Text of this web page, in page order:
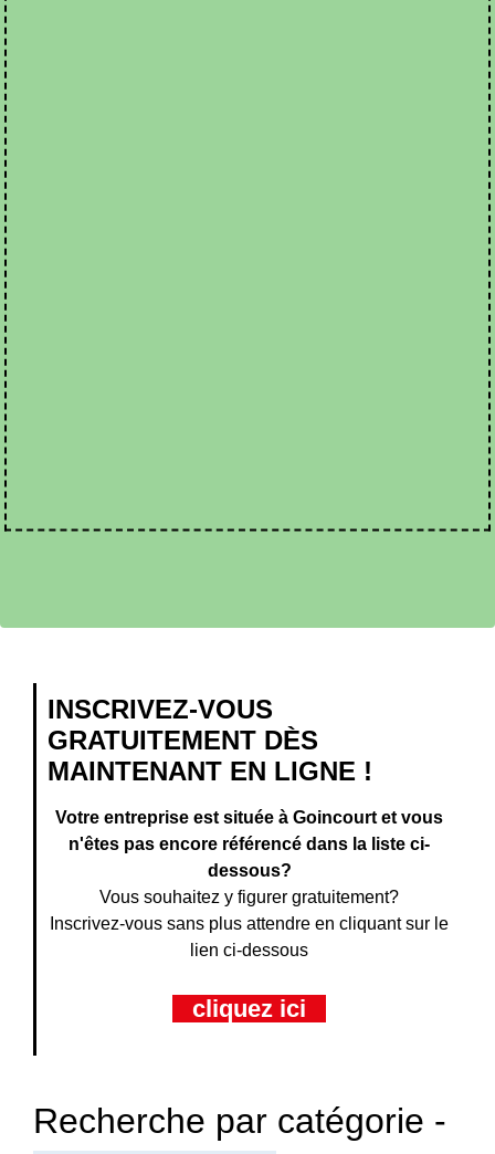
INSCRIVEZ-VOUS
GRATUITEMENT DÈS
MAINTENANT EN LIGNE !
Votre entreprise est située à Goincourt et vous
n'êtes pas encore référencé dans la liste ci-
dessous?
Vous souhaitez y figurer gratuitement?
Inscrivez-vous sans plus attendre en cliquant sur le
lien ci-dessous
cliquez ici
Recherche par catégorie -